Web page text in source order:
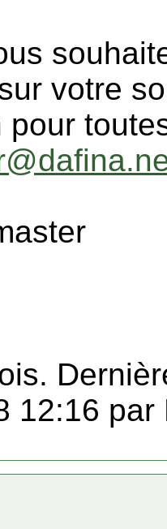
votre
pour
12:16 par